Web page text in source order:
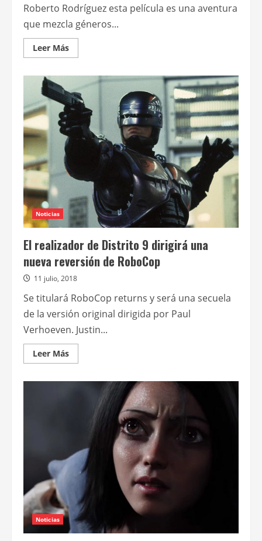
Roberto Rodríguez esta película es una aventura
que mezcla géneros...
Leer MásLeer
más
Battle
Angel:
la
última
guerrera
Noticias
El realizador de Distrito 9 dirigirá una
nueva reversión de RoboCop
11 julio, 2018
Se titulará RoboCop returns y será una secuela
de la versión original dirigida por Paul
Verhoeven. Justin...
Leer MásLeer
más
Distrito
dirigirá
nueva
reversión
de
RoboCop
Noticias